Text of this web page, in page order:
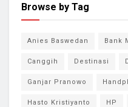
Browse by Tag
Anies Baswedan Bank
Canggih Destinasi
Ganjar Pranowo
Hasto Kristiyanto HP